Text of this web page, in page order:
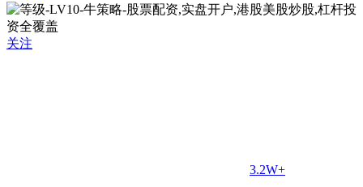
关注
3.2W+